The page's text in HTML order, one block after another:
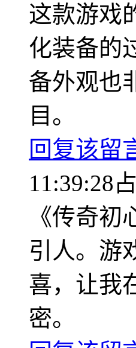
这款游戏
化装备的
备外观也
目。
回复该留
11:39:28
《传奇
引人。游
喜，让我
密。